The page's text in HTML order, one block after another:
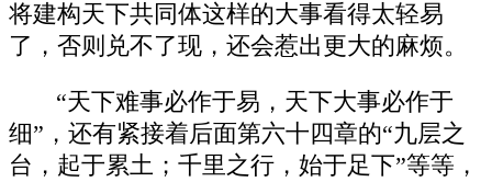
将建构天下共同体这样的大事看得太轻易
了，否则兑不了现，还会惹出更大的麻烦。
“天下难事必作于易，天下大事必作于
细”，还有紧接着后面第六十四章的“九层之
台，起于累土；千里之行，始于足下”等等，